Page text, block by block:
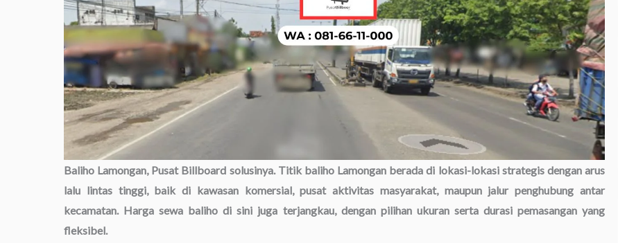
Baliho Lamongan, Pusat Billboard solusinya. Titik baliho Lamongan berada di lokasi-lokasi strategis dengan arus
lalu lintas tinggi, baik di kawasan komersial, pusat aktivitas masyarakat, maupun jalur penghubung antar
kecamatan. Harga sewa baliho di sini juga terjangkau, dengan pilihan ukuran serta durasi pemasangan yang
fleksibel.